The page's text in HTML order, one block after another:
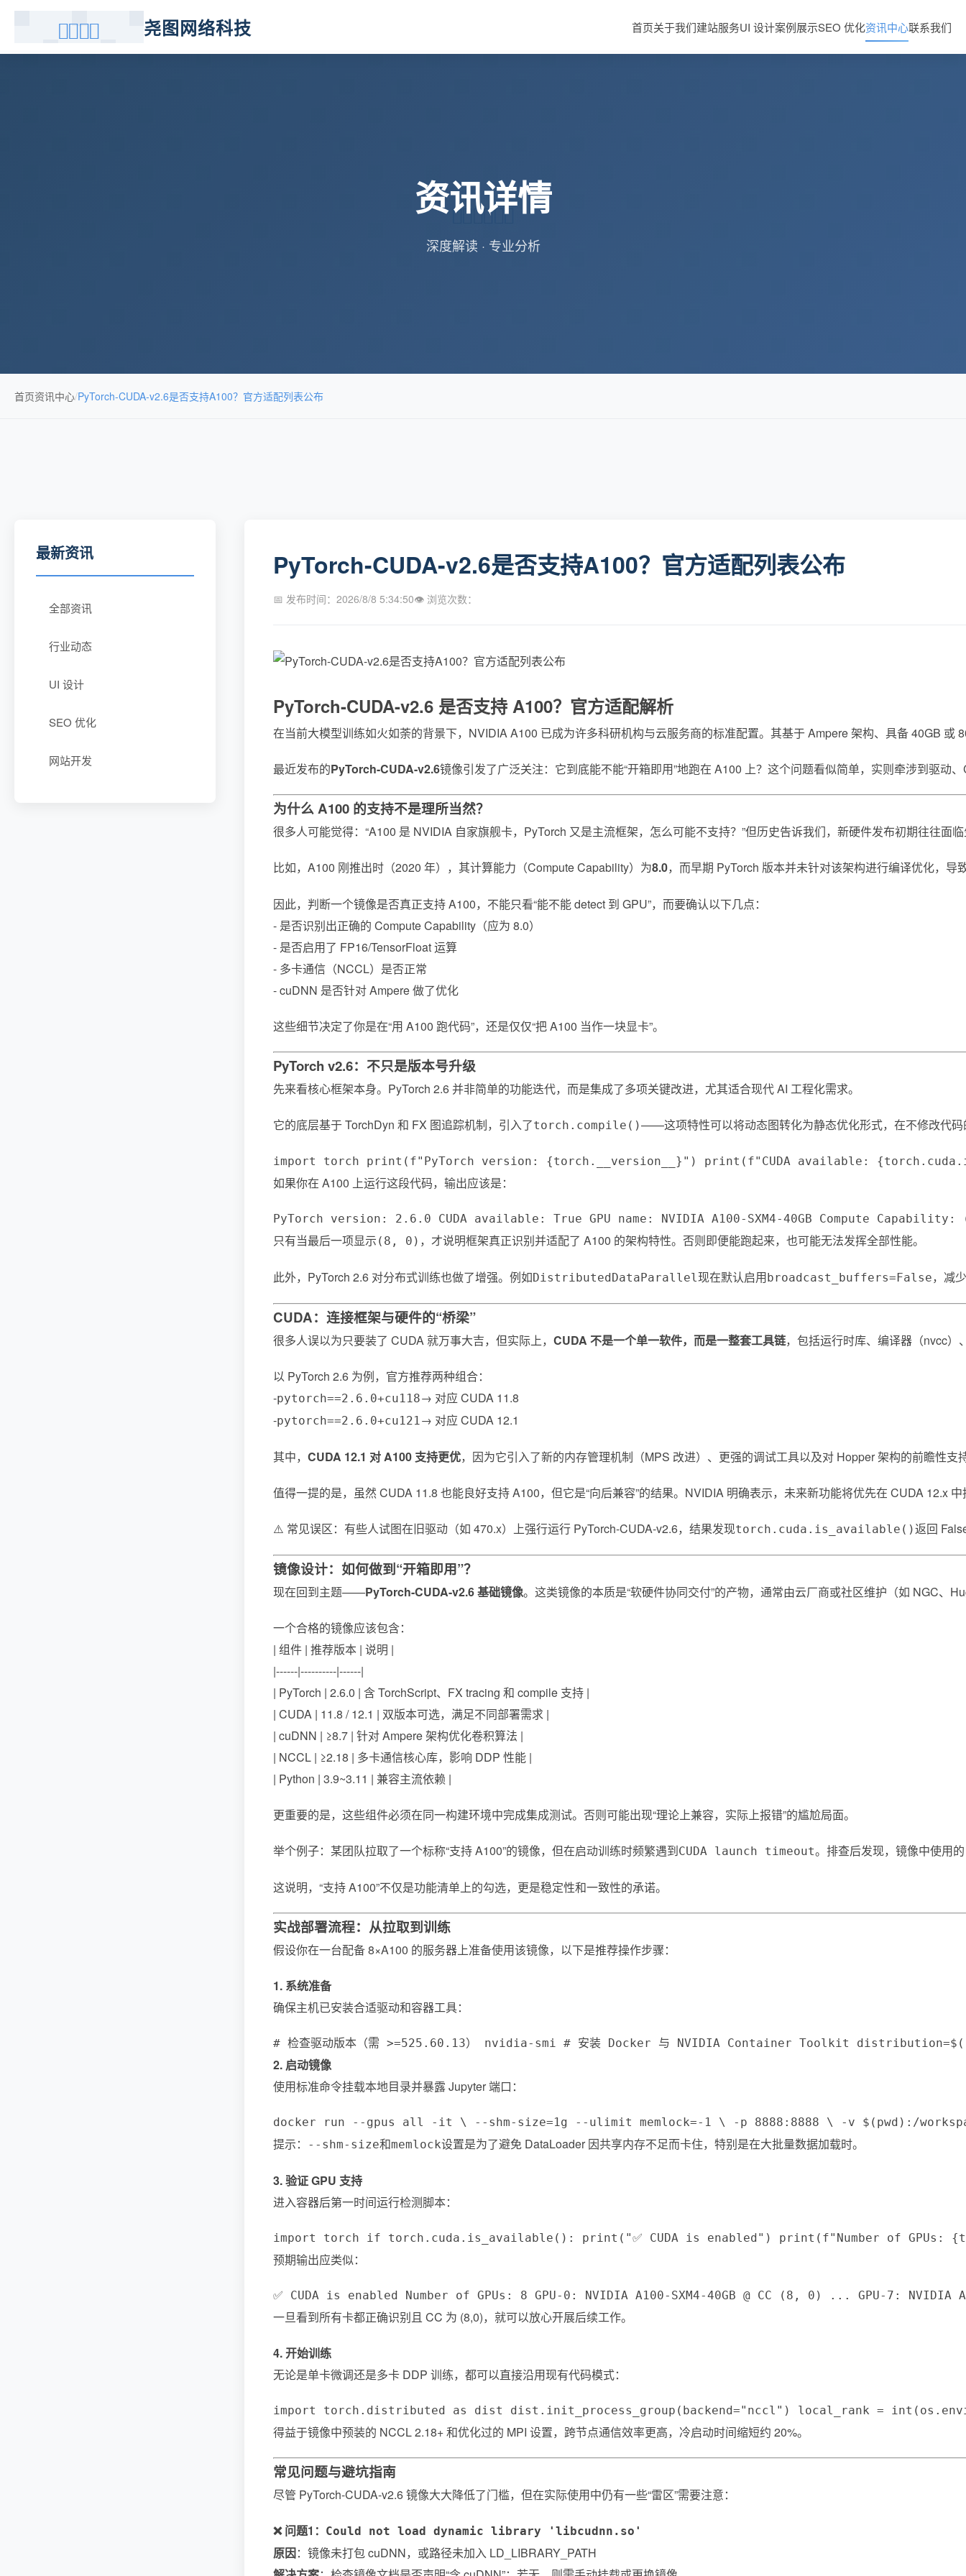
尧图网络科技 首页关于我们建站服务UI 设计案例展示SEO 优化资讯中心联系我们
资讯详情
深度解读 · 专业分析
首页资讯中心/PyTorch-CUDA-v2.6是否支持A100？官方适配列表公布
最新资讯
全部资讯
行业动态
UI 设计
SEO 优化
网站开发
PyTorch-CUDA-v2.6是否支持A100？官方适配列表公布
📅 发布时间：2026/8/8 5:34:50👁 浏览次数：
PyTorch-CUDA-v2.6 是否支持 A100？官方适配解析
在当前大模型训练如火如荼的背景下，NVIDIA A100 已成为许多科研机构与云服务商的标准配置。其基于 Ampere 架构、具备 40GB
最近发布的PyTorch-CUDA-v2.6镜像引发了广泛关注：它到底能不能“开箱即用”地跑在 A100 上？这个问题看似简单，实则牵涉到驱
为什么 A100 的支持不是理所当然？
很多人可能觉得：“A100 是 NVIDIA 自家旗舰卡，PyTorch 又是主流框架，怎么可能不支持？”但历史告诉我们，新硬件发布初期往往面
比如，A100 刚推出时（2020 年），其计算能力（Compute Capability）为8.0，而早期 PyTorch 版本并未针对该架构进行编译优化，
因此，判断一个镜像是否真正支持 A100，不能只看“能不能 detect 到 GPU”，而要确认以下几点：
- 是否识别出正确的 Compute Capability（应为 8.0）
- 是否启用了 FP16/TensorFloat 运算
- 多卡通信（NCCL）是否正常
- cuDNN 是否针对 Ampere 做了优化
这些细节决定了你是在“用 A100 跑代码”，还是仅仅“把 A100 当作一块显卡”。
PyTorch v2.6：不只是版本号升级
先来看核心框架本身。PyTorch 2.6 并非简单的功能迭代，而是集成了多项关键改进，尤其适合现代 AI 工程化需求。
它的底层基于 TorchDyn 和 FX 图追踪机制，引入了torch.compile()——这项特性可以将动态图转化为静态优化形式，在不修改代
import torch print(f"PyTorch version: {torch.__version__}") print(f"CUDA available:
如果你在 A100 上运行这段代码，输出应该是：
PyTorch version: 2.6.0 CUDA available: True GPU name: NVIDIA A100-SXM4-40GB Compute
只有当最后一项显示 (8, 0) ，才说明框架真正识别并适配了 A100 的架构特性。否则即便能跑起来，也可能无法发挥全部性能。
此外，PyTorch 2.6 对分布式训练也做了增强。例如DistributedDataParallel现在默认启用broadcast_buffers=False，减
CUDA：连接框架与硬件的“桥梁”
很多人误以为只要装了 CUDA 就万事大吉，但实际上， CUDA 不是一个单一软件，而是一整套工具链，包括运行时库、编译器（nvcc）
以 PyTorch 2.6 为例，官方推荐两种组合：
-pytorch==2.6.0+cu118→ 对应 CUDA 11.8
-pytorch==2.6.0+cu121→ 对应 CUDA 12.1
其中， CUDA 12.1 对 A100 支持更优，因为它引入了新的内存管理机制（MPS 改进）、更强的调试工具以及对 Hopper 架构的前瞻性
值得一提的是，虽然 CUDA 11.8 也能良好支持 A100，但它是“向后兼容”的结果。NVIDIA 明确表示，未来新功能将优先在 CUDA 12.x
⚠️ 常见误区：有些人试图在旧驱动（如 470.x）上强行运行 PyTorch-CUDA-v2.6，结果发现torch.cuda.is_available()返回
镜像设计：如何做到“开箱即用”？
现在回到主题——PyTorch-CUDA-v2.6 基础镜像。这类镜像的本质是“软硬件协同交付”的产物，通常由云厂商或社区维护（如 NGC、
一个合格的镜像应该包含：
| 组件 | 推荐版本 | 说明 |
|------|----------|------|
| PyTorch | 2.6.0 | 含 TorchScript、FX tracing 和 compile 支持 |
| CUDA | 11.8 / 12.1 | 双版本可选，满足不同部署需求 |
| cuDNN | ≥8.7 | 针对 Ampere 架构优化卷积算法 |
| NCCL | ≥2.18 | 多卡通信核心库，影响 DDP 性能 |
| Python | 3.9~3.11 | 兼容主流依赖 |
更重要的是，这些组件必须在同一构建环境中完成集成测试。否则可能出现“理论上兼容，实际上报错”的尴尬局面。
举个例子：某团队拉取了一个标称“支持 A100”的镜像，但在启动训练时频繁遇到CUDA launch timeout。排查后发现，镜像中使用
这说明，“支持 A100”不仅是功能清单上的勾选，更是稳定性和一致性的承诺。
实战部署流程：从拉取到训练
假设你在一台配备 8×A100 的服务器上准备使用该镜像，以下是推荐操作步骤：
1. 系统准备
确保主机已安装合适驱动和容器工具：
# 检查驱动版本（需 >=525.60.13） nvidia-smi # 安装 Docker 与 NVIDIA Container Toolkit
2. 启动镜像
使用标准命令挂载本地目录并暴露 Jupyter 端口：
docker run --gpus all -it \ --shm-size=1g --ulimit memlock=-1 \ -p 8888:8888 \ -v $(pwd):/
提示： --shm-size和memlock设置是为了避免 DataLoader 因共享内存不足而卡住，特别是在大批量数据加载时。
3. 验证 GPU 支持
进入容器后第一时间运行检测脚本：
import torch if torch.cuda.is_available(): print("✅ CUDA is enabled") print(f"Number of GPUs:
预期输出应类似：
✅ CUDA is enabled Number of GPUs: 8 GPU-0: NVIDIA A100-SXM4-40GB @ CC (8, 0) ... GPU-7: NVIDIA
一旦看到所有卡都正确识别且 CC 为 (8,0)，就可以放心开展后续工作。
4. 开始训练
无论是单卡微调还是多卡 DDP 训练，都可以直接沿用现有代码模式：
import torch.distributed as dist dist.init_process_group(backend="nccl") local_rank =
得益于镜像中预装的 NCCL 2.18+ 和优化过的 MPI 设置，跨节点通信效率更高，冷启动时间缩短约 20%。
常见问题与避坑指南
尽管 PyTorch-CUDA-v2.6 镜像大大降低了门槛，但在实际使用中仍有一些“雷区”需要注意：
❌ 问题1： Could not load dynamic library 'libcudnn.so'
原因：镜像未打包 cuDNN，或路径未加入 LD_LIBRARY_PATH